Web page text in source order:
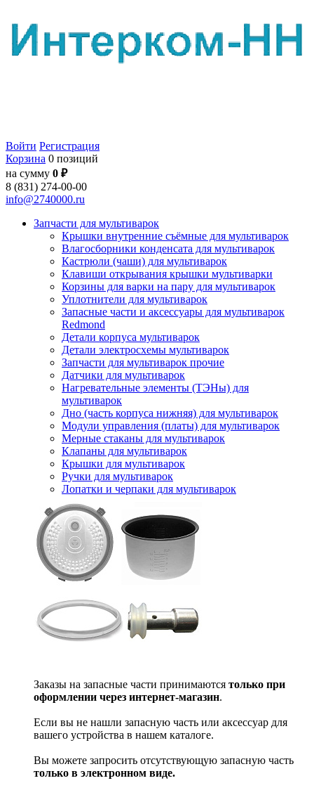
Войти Регистрация
Корзина 0 позиций
на сумму 0 ₽
8 (831) 274-00-00
info@2740000.ru
Запчасти для мультиварок
Крышки внутренние съёмные для мультиварок
Влагосборники конденсата для мультиварок
Кастрюли (чаши) для мультиварок
Клавиши открывания крышки мультиварки
Корзины для варки на пару для мультиварок
Уплотнители для мультиварок
Запасные части и аксессуары для мультиварок
Redmond
Детали корпуса мультиварок
Детали электросхемы мультиварок
Запчасти для мультиварок прочие
Датчики для мультиварок
Нагревательные элементы (ТЭНы) для
мультиварок
Дно (часть корпуса нижняя) для мультиварок
Модули управления (платы) для мультиварок
Мерные стаканы для мультиварок
Клапаны для мультиварок
Крышки для мультиварок
Ручки для мультиварок
Лопатки и черпаки для мультиварок
Заказы на запасные части принимаются только при
оформлении через интернет-магазин.
Если вы не нашли запасную часть или аксессуар для
вашего устройства в нашем каталоге.
Вы можете запросить отсутствующую запасную часть
только в электронном виде.